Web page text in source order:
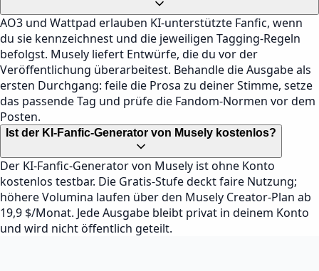
AO3 und Wattpad erlauben KI-unterstützte Fanfic, wenn
du sie kennzeichnest und die jeweiligen Tagging-Regeln
befolgst. Musely liefert Entwürfe, die du vor der
Veröffentlichung überarbeitest. Behandle die Ausgabe als
ersten Durchgang: feile die Prosa zu deiner Stimme, setze
das passende Tag und prüfe die Fandom-Normen vor dem
Posten.
Ist der KI-Fanfic-Generator von Musely kostenlos?
Der KI-Fanfic-Generator von Musely ist ohne Konto
kostenlos testbar. Die Gratis-Stufe deckt faire Nutzung;
höhere Volumina laufen über den Musely Creator-Plan ab
19,9 $/Monat. Jede Ausgabe bleibt privat in deinem Konto
und wird nicht öffentlich geteilt.